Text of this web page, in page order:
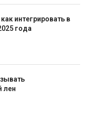
интегрировать в
года
лен